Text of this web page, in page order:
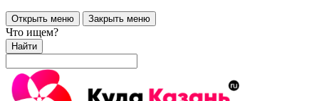
Открыть меню Закрыть меню
Что ищем?
Найти